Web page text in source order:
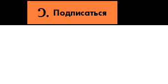
Подписаться